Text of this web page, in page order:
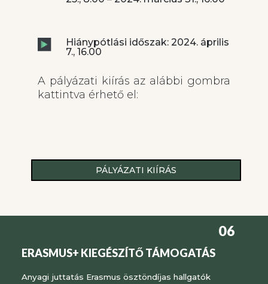
Hiánypótlási időszak: 2024. április
7., 16.00
A pályázati kiírás az alábbi gombra
kattintva érhető el:
PÁLYÁZATI KIÍRÁS
06
ERASMUS+ KIEGÉSZÍTŐ TÁMOGATÁS
Anyagi juttatás Erasmus ösztöndíjas hallgatók